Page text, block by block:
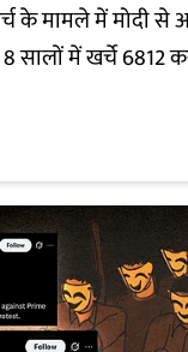
के मामले में मोदी
सालों में खर्चे 6812